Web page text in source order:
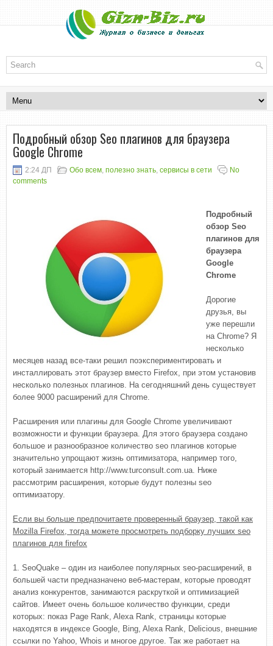
Подробный обзор Seo плагинов для браузера
Google Chrome
2:24 ДП Обо всем, полезно знать, сервисы в сети
No
comments
Подробный
обзор Seo
плагинов для
браузера
Google
Chrome
Дорогие
друзья, вы
уже перешли
на Chrome? Я
несколько
месяцев назад все-таки решил поэкспериментировать и
инсталлировать этот браузер вместо Firefox, при этом установив
несколько полезных плагинов. На сегодняшний день существует
более 9000 расширений для Chrome.
Расширения или плагины для Google Chrome увеличивают
возможности и функции браузера. Для этого браузера создано
большое и разнообразное количество seo плагинов которые
значительно упрощают жизнь оптимизатора, например того,
который занимается http://www.turconsult.com.ua. Ниже
рассмотрим расширения, которые будут полезны seo
оптимизатору.
Если вы больше предпочитаете проверенный браузер, такой как
Mozilla Firefox, тогда можете просмотреть подборку лучших seo
плагинов для firefox
1. SeoQuake – один из наиболее популярных seo-расширений, в
большей части предназначено веб-мастерам, которые проводят
анализ конкурентов, занимаются раскруткой и оптимизацией
сайтов. Имеет очень большое количество функции, среди
которых: показ Page Rank, Alexa Rank, страницы которые
находятся в индексе Google, Bing, Alexa Rank, Delicious, внешние
ссылки по Yahoo, Whois и многое другое. Так же работает на